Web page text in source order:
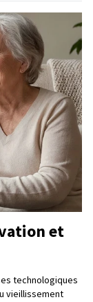
et
technologiques
vieillissement